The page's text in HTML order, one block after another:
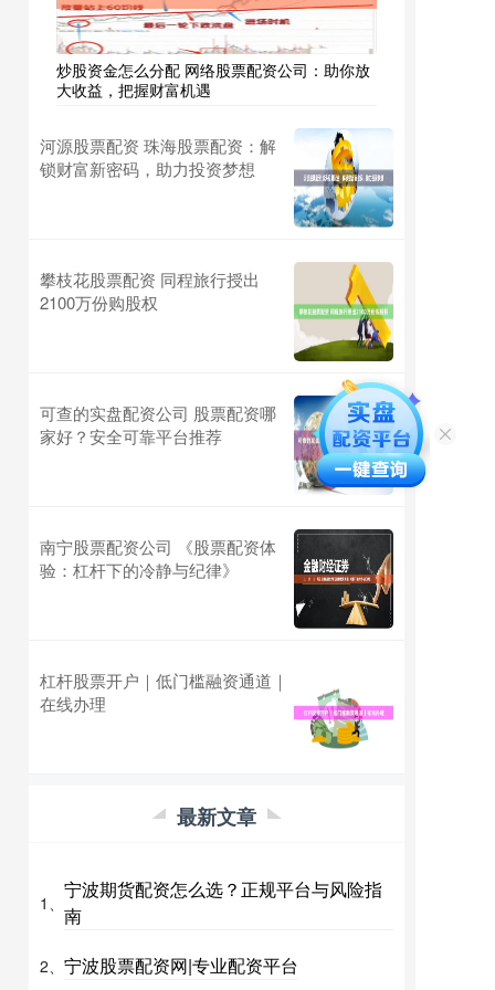
炒股资金怎么分配 网络股票配资公司：助你放
大收益，把握财富机遇
河源股票配资 珠海股票配资：解
锁财富新密码，助力投资梦想
攀枝花股票配资 同程旅行授出
2100万份购股权
可查的实盘配资公司 股票配资哪
家好？安全可靠平台推荐
南宁股票配资公司 《股票配资体
验：杠杆下的冷静与纪律》
杠杆股票开户｜低门槛融资通道｜
在线办理
最新文章
1、
宁波期货配资怎么选？正规平台与风险指
南
2、 宁波股票配资网|专业配资平台